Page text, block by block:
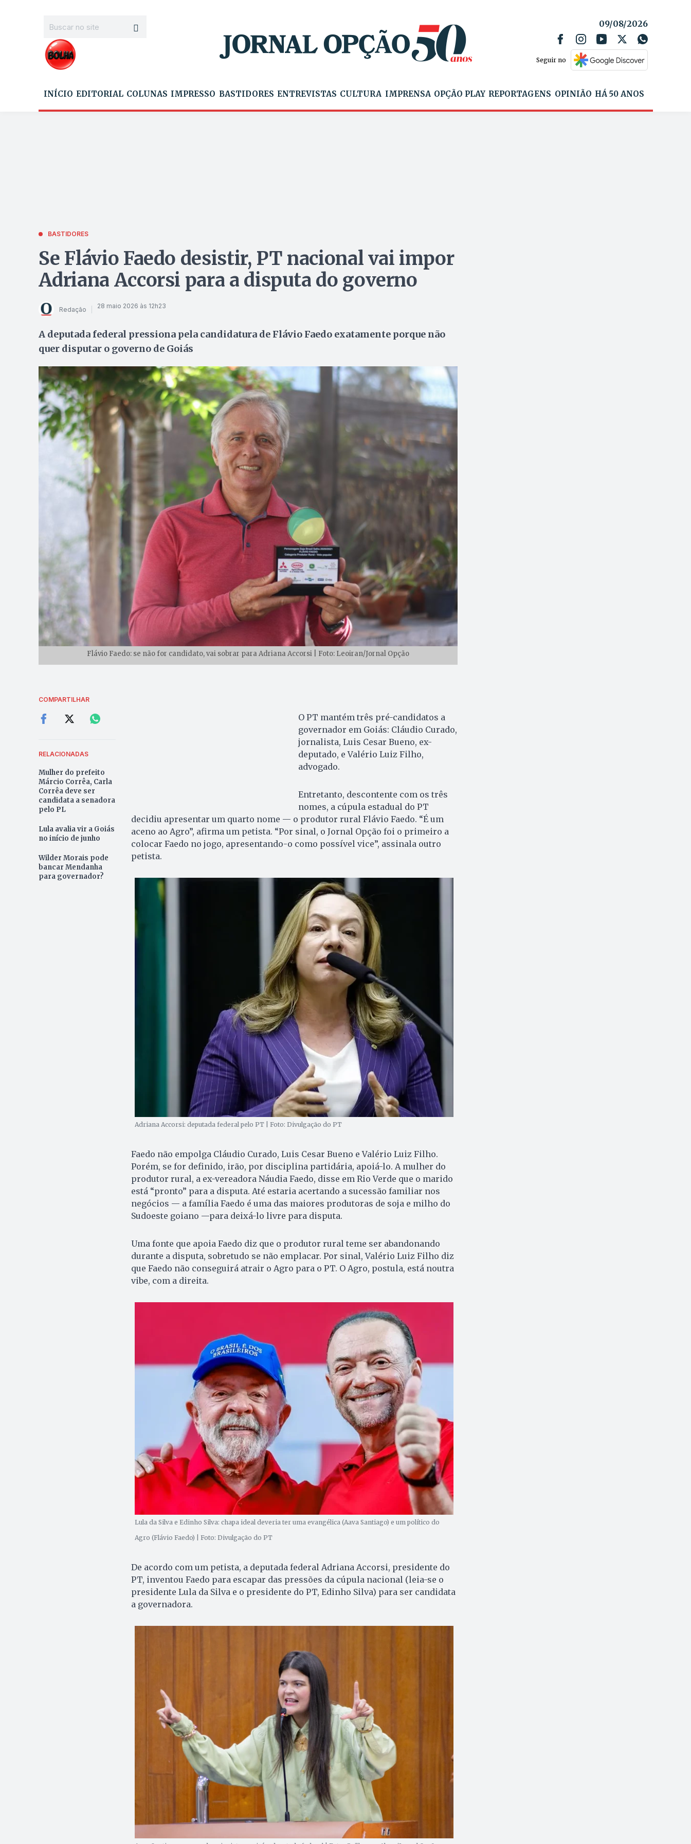
09/08/2026
Seguir no
INÍCIO EDITORIAL COLUNAS IMPRESSO BASTIDORES ENTREVISTAS CULTURA IMPRENSA OPÇÃO PLAY REPORTAGENS OPINIÃO HÁ 50 ANOS
BASTIDORES
Se Flávio Faedo desistir, PT nacional vai impor
Adriana Accorsi para a disputa do governo
Redação 28 maio 2026 às 12h23
A deputada federal pressiona pela candidatura de Flávio Faedo exatamente porque não
quer disputar o governo de Goiás
Flávio Faedo: se não for candidato, vai sobrar para Adriana Accorsi | Foto: Leoiran/Jornal Opção
COMPARTILHAR
RELACIONADAS
Mulher do prefeito
Márcio Corrêa, Carla
Corrêa deve ser
candidata a senadora
pelo PL
Lula avalia vir a Goiás
no início de junho
Wilder Morais pode
bancar Mendanha
para governador?
O PT mantém três pré-candidatos a
governador em Goiás: Cláudio Curado,
jornalista, Luis Cesar Bueno, ex-
deputado, e Valério Luiz Filho,
advogado.
Entretanto, descontente com os três
nomes, a cúpula estadual do PT
decidiu apresentar um quarto nome — o produtor rural Flávio Faedo. “É um
aceno ao Agro”, afirma um petista. “Por sinal, o Jornal Opção foi o primeiro a
colocar Faedo no jogo, apresentando-o como possível vice”, assinala outro
petista.
Adriana Accorsi: deputada federal pelo PT | Foto: Divulgação do PT
Faedo não empolga Cláudio Curado, Luis Cesar Bueno e Valério Luiz Filho.
Porém, se for definido, irão, por disciplina partidária, apoiá-lo. A mulher do
produtor rural, a ex-vereadora Náudia Faedo, disse em Rio Verde que o marido
está “pronto” para a disputa. Até estaria acertando a sucessão familiar nos
negócios — a família Faedo é uma das maiores produtoras de soja e milho do
Sudoeste goiano —para deixá-lo livre para disputa.
Uma fonte que apoia Faedo diz que o produtor rural teme ser abandonando
durante a disputa, sobretudo se não emplacar. Por sinal, Valério Luiz Filho diz
que Faedo não conseguirá atrair o Agro para o PT. O Agro, postula, está noutra
vibe, com a direita.
Lula da Silva e Edinho Silva: chapa ideal deveria ter uma evangélica (Aava Santiago) e um político do
Agro (Flávio Faedo) | Foto: Divulgação do PT
De acordo com um petista, a deputada federal Adriana Accorsi, presidente do
PT, inventou Faedo para escapar das pressões da cúpula nacional (leia-se o
presidente Lula da Silva e o presidente do PT, Edinho Silva) para ser candidata
a governadora.